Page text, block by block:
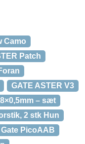
Camo
Patch
GATE ASTER V3
– sæt
2 stk Hun
Gate PicoAAB